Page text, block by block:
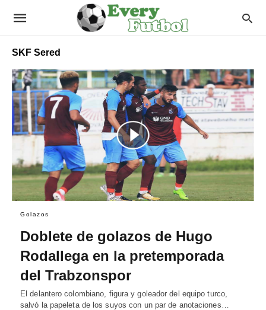
SKF Sered
Golazos
Doblete de golazos de Hugo
Rodallega en la pretemporada
del Trabzonspor
El delantero colombiano, figura y goleador del equipo turco,
salvó la papeleta de los suyos con un par de anotaciones…